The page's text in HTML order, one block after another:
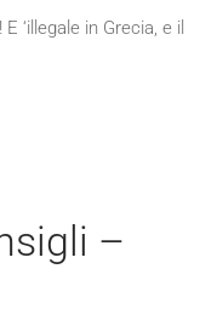
‘illegale in Grecia, e il
–